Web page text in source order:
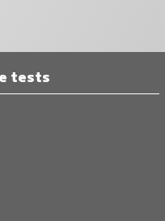
tests